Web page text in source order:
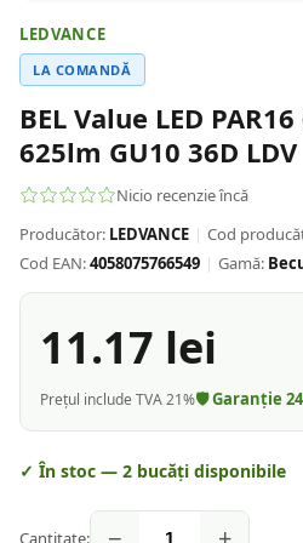
LEDVANCE
LA COMANDĂ
BEL Value LED
625lm GU10 36D LDV
Nicio recenzie încă
Producător: LEDVANCE | Cod
Cod EAN:4058075766549 | Gamă:
11.17 lei
Prețul include TVA 21%🛡️ Garanție 24
✓ În stoc — 2 bucăți disponibile
Cantitate: